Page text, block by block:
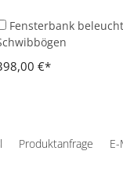
Fensterbank
€
Produktanfrage